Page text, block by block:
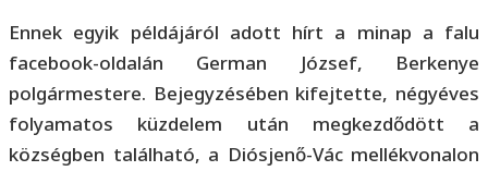
Ennek egyik példájáról adott hírt a minap a falu
facebook-oldalán German József, Berkenye
polgármestere. Bejegyzésében kifejtette, négyéves
folyamatos küzdelem után megkezdődött a
községben található, a Diósjenő-Vác mellékvonalon